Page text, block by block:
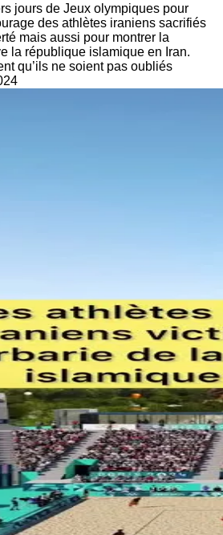
jours de Jeux olympiques pour
des athlètes iraniens sacrifiés
mais aussi pour montrer la
la république islamique en Iran.
qu’ils ne soient pas oubliés